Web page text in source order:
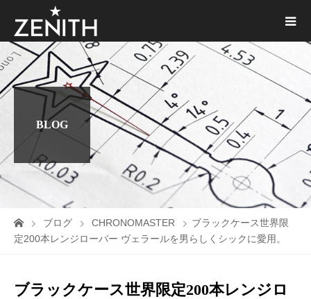
BLOG
ブログ CHRONOMASTER
ブラックケース世界限
定200本レンジローバー ヴェラールを男らしくシックに愛用。
ブラックケース世界限定200本レンジロ